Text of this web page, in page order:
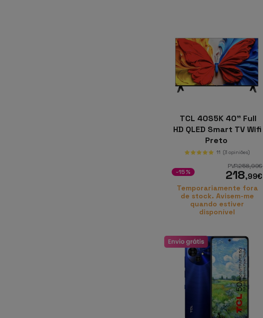
TCL 40S5K 40" Full
HD QLED Smart TV Wifi
Preto
11 (3 opiniões)
PVR258,99€
218,99€
-15%
Temporariamente fora
de stock. Avisem-me
quando estiver
disponível